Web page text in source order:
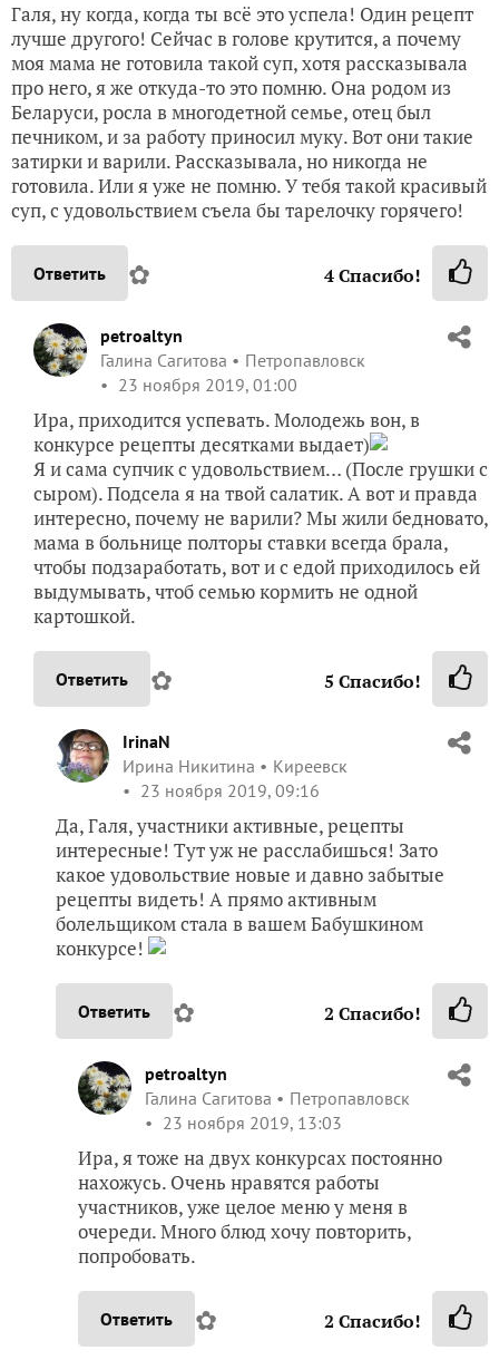
Галя, ну когда, когда ты всё это успела! Один рецепт
лучше другого! Сейчас в голове крутится, а почему
моя мама не готовила такой суп, хотя рассказывала
про него, я же откуда-то это помню. Она родом из
Беларуси, росла в многодетной семье, отец был
печником, и за работу приносил муку. Вот они такие
затирки и варили. Рассказывала, но никогда не
готовила. Или я уже не помню. У тебя такой красивый
суп, с удовольствием съела бы тарелочку горячего!
Ответить ✿ 4Спасибо!
petroaltyn
Галина Сагитова
Петропавловск
23 ноября 2019, 01:00
Ира, приходится успевать. Молодежь вон, в
конкурсе рецепты десятками выдает)
Я и сама супчик с удовольствием… (После грушки с
сыром). Подсела я на твой салатик. А вот и правда
интересно, почему не варили? Мы жили бедновато,
мама в больнице полторы ставки всегда брала,
чтобы подзаработать, вот и с едой приходилось ей
выдумывать, чтоб семью кормить не одной
картошкой.
Ответить ✿ 5 Спасибо!
IrinaN
Ирина Никитина
Киреевск
23 ноября 2019, 09:16
Да, Галя, участники активные, рецепты
интересные! Тут уж не расслабишься! Зато
какое удовольствие новые и давно забытые
рецепты видеть! А прямо активным
болельщиком стала в вашем Бабушкином
конкурсе!
Ответить ✿ 2 Спасибо!
petroaltyn
Галина Сагитова
Петропавловск
23 ноября 2019, 13:03
Ира, я тоже на двух конкурсах постоянно
нахожусь. Очень нравятся работы
участников, уже целое меню у меня в
очереди. Много блюд хочу повторить,
попробовать.
Ответить ✿ 2 Спасибо!